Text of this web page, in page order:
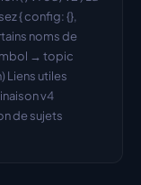
{ config: {},
noms de
→ topic
Liens utiles
v4
de sujets